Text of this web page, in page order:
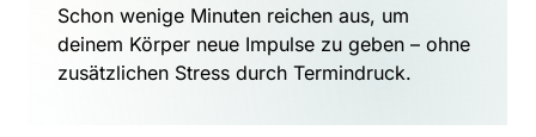
Schon wenige Minuten reichen aus, um
deinem Körper neue Impulse zu geben – ohne
zusätzlichen Stress durch Termindruck.